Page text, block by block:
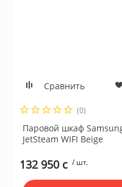
Сравнить
(0)
Паровой шкаф
JetSteam WIFI Beige
132 950 c / шт.